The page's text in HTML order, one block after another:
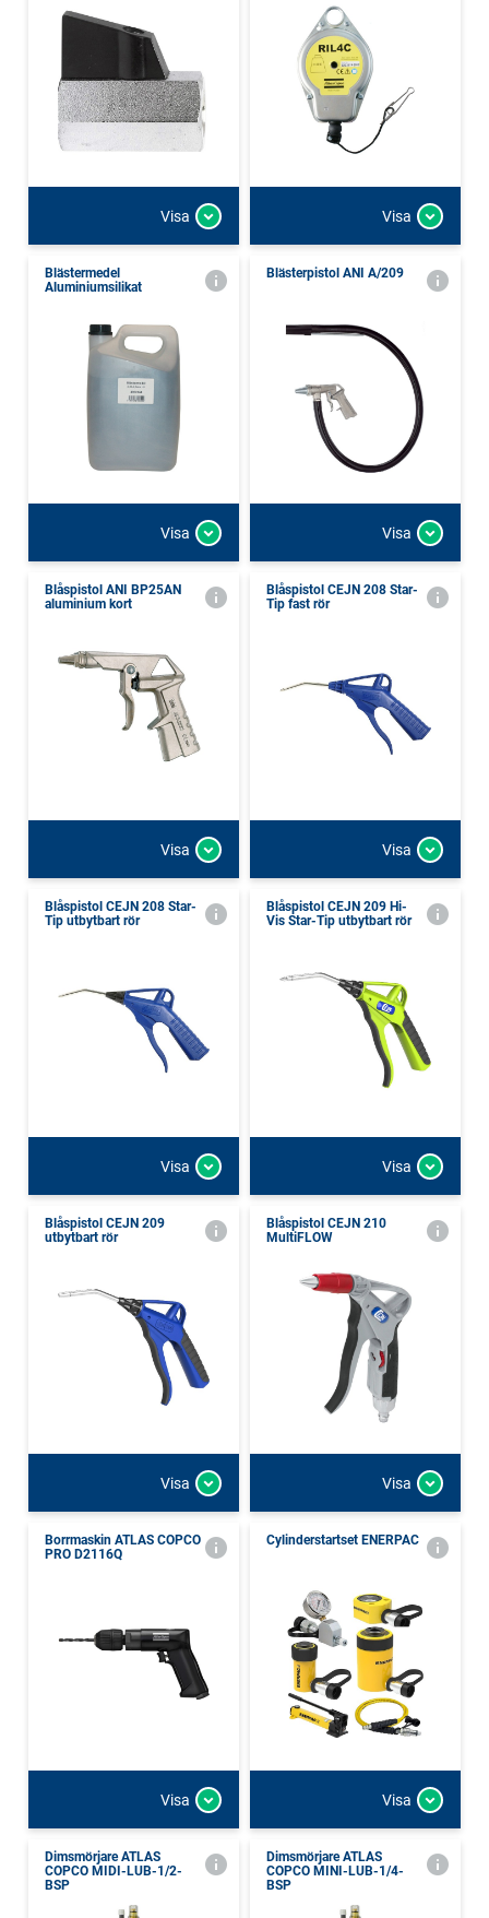
Visa Visa
Blästermedel
Aluminiumsilikat
Visa
Blästerpistol ANI A/209
Visa
Blåspistol ANI BP25AN
aluminium kort
Visa
Blåspistol CEJN 208 Star-
Tip fast rör
Visa
Blåspistol CEJN 208 Star-
Tip utbytbart rör
Visa
Blåspistol CEJN 209 Hi-
Vis Star-Tip utbytbart rör
Visa
Blåspistol CEJN 209
utbytbart rör
Visa
Blåspistol CEJN 210
MultiFLOW
Visa
Borrmaskin ATLAS COPCO
PRO D2116Q
Visa
Cylinderstartset ENERPAC
Visa
Dimsmörjare ATLAS
COPCO MIDI-LUB-1/2-
BSP
Dimsmörjare ATLAS
COPCO MINI-LUB-1/4-
BSP